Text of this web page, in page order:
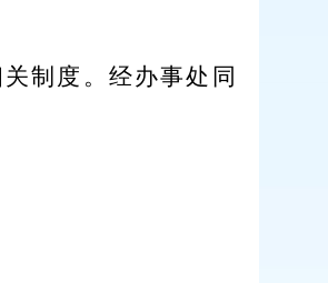
制度。经办事处同